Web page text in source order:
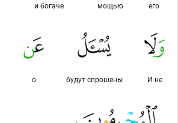
его
мощью
и богаче
И не
будут спрошены
о